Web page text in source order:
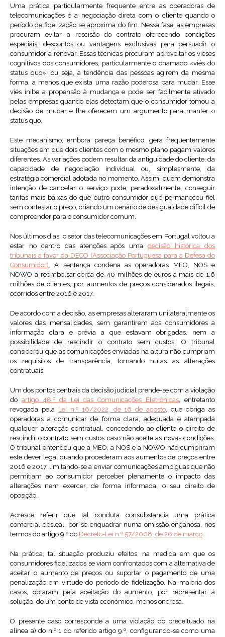
Uma prática particularmente frequente entre as operadoras de
telecomunicações é a negociação direta com o cliente quando o
período de fidelização se aproxima do fim. Nessa fase, as empresas
procuram evitar a rescisão do contrato oferecendo condições
especiais, descontos ou vantagens exclusivas para persuadir o
consumidor a renovar. Essas técnicas procuram aproveitar os vieses
cognitivos dos consumidores, particularmente o chamado «viés do
status quo», ou seja, a tendência das pessoas agirem da mesma
forma, a menos que exista uma razão poderosa para mudar. Esse
viés inibe a propensão à mudança e pode ser facilmente ativado
pelas empresas quando elas detectam que o consumidor tomou a
decisão de mudar e lhe oferecem um argumento para manter o
status quo.
Este mecanismo, embora pareça benéfico, gera frequentemente
situações em que dois clientes com o mesmo plano pagam valores
diferentes. As variações podem resultar da antiguidade do cliente, da
capacidade de negociação individual ou, simplesmente, da
estratégia comercial adotada no momento. Assim, quem demonstra
intenção de cancelar o serviço pode, paradoxalmente, conseguir
tarifas mais baixas do que outro consumidor que permaneceu fiel
sem contestar o preço, criando um cenário de desigualdade difícil de
compreender para o consumidor comum.
Nos últimos dias, o setor das telecomunicações em Portugal voltou a
estar no centro das atenções após umadecisão histórica dos
tribunais a favor da DECO (Associação Portuguesa para a Defesa do
Consumidor). A sentença condena as operadoras MEO, NOS e
NOWO a reembolsar cerca de 40 milhões de euros a mais de 1,6
milhões de clientes, por aumentos de preços considerados ilegais,
ocorridos entre 2016 e 2017.
De acordo com a decisão, as empresas alteraram unilateralmente os
valores das mensalidades, sem garantirem aos consumidores a
informação clara e prévia a que estavam obrigadas, nem a
possibilidade de rescindir o contrato sem custos. O tribunal
considerou que as comunicações enviadas na altura não cumpriam
os requisitos de transparência, tornando nulas as alterações
contratuais.
Um dos pontos centrais da decisão judicial prende-se com a violação
do artigo 48.º da Lei das Comunicações Eletrónicas, entretanto
revogada pela Lei n.º 16/2022, de 16 de agosto, que obriga as
operadoras a comunicar de forma clara, adequada e atempada
qualquer alteração contratual, concedendo ao cliente o direito de
rescindir o contrato sem custos caso não aceite as novas condições.
O tribunal entendeu que a MEO, a NOS e a NOWO não cumpriram
este dever legal quando procederam aos aumentos de preços entre
2016 e 2017, limitando-se a enviar comunicações ambíguas que não
permitiam ao consumidor perceber plenamente o impacto das
alterações nem exercer, de forma informada, o seu direito de
oposição.
Acresce referir que tal conduta consubstancia uma prática
comercial desleal, por se enquadrar numa omissão enganosa, nos
termos do artigo 9.º do Decreto-Lei n.º 57/2008, de 26 de março.
Na prática, tal situação produziu efeitos, na medida em que os
consumidores fidelizados se viam confrontados com a alternativa de
aceitar o aumento de preços ou suportar o pagamento de uma
penalização em virtude do período de fidelização. Na maioria dos
casos, optaram pela aceitação do aumento, por representar a
solução, de um ponto de vista económico, menos onerosa.
O presente caso corresponde a uma violação do preceituado na
alínea a) do n.º 1 do referido artigo 9.º, configurando-se como uma